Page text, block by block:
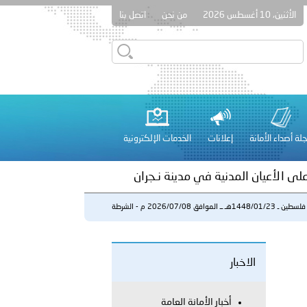
الأثنين، 10 أغسطس 2026 من نحن اتصل بنا
أصداء الأمانة إعلانات الخدمات الإلكترونية
تنظم حملة للتبرع بالدم في منطقة الظفرة تعزيزا للمسؤولية
الأعيان المدنية في مدينة نـجران
عشر للمسؤولين عن الأمن السياحي 2026.
فلسطين ـ 1448/01/23هـ ــ الموافق 2026/07/08 م - الشرطة
الاخبار
أخبار الأمانة العامة